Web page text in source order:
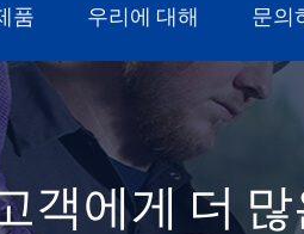
품 우리에 대해 문의
객에게 더